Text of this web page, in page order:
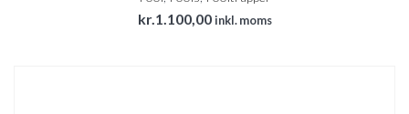
kr.1.100,00 inkl. moms